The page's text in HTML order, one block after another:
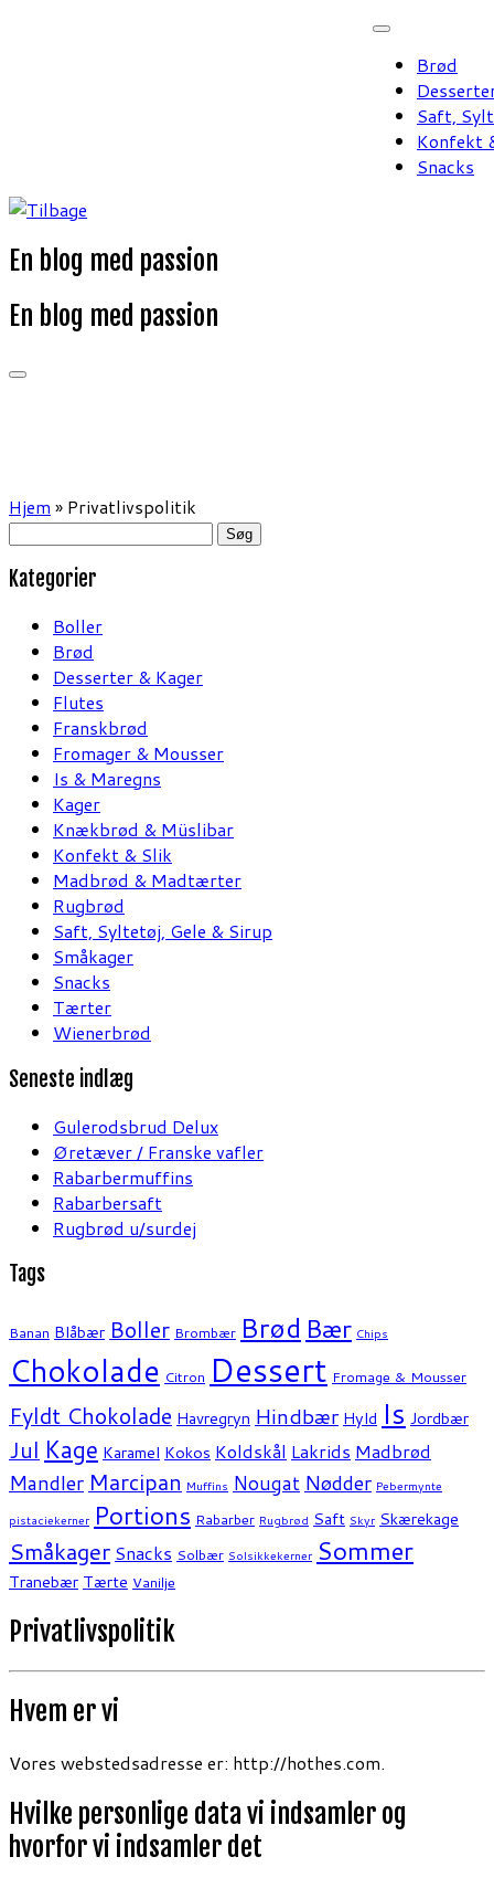
Brød
Saft,
Konfekt
Snacks
En blog med passion
En blog med passion
Hjem » Privatlivspolitik
Søg
Kategorier
Boller
Brød
Desserter & Kager
Flutes
Franskbrød
Fromager & Mousser
Is & Maregns
Kager
Knækbrød & Müslibar
Konfekt & Slik
Madbrød & Madtærter
Rugbrød
Saft, Syltetøj, Gele & Sirup
Småkager
Snacks
Tærter
Wienerbrød
Seneste indlæg
Gulerodsbrud Delux
Øretæver / Franske vafler
Rabarbermuffins
Rabarbersaft
Rugbrød u/surdej
Tags
Banan Blåbær Boller Brombær Brød Bær Chips
Chokolade Citron Dessert Fromage & Mousser
Fyldt Chokolade Havregryn Hindbær Hyld Is Jordbær
Jul Kage Karamel Kokos Koldskål Lakrids Madbrød
Mandler Marcipan Muffins Nougat Nødder Pebermynte
pistaciekerner Portions Rabarber Rugbrød Saft Skyr Skærekage
Småkager Snacks Solbær Solsikkekerner Sommer
Tranebær Tærte Vanilje
Privatlivspolitik
Hvem er vi
Vores webstedsadresse er: http://hothes.com.
Hvilke personlige data vi indsamler og
hvorfor vi indsamler det